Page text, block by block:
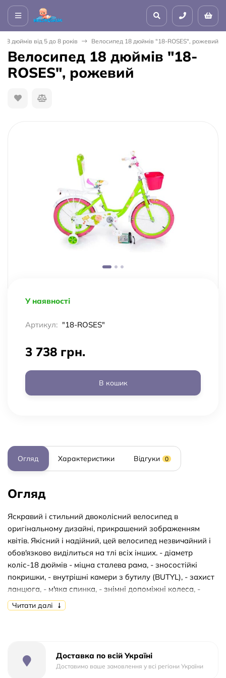
дюймів від 5 до 8 років Велосипед 18 дюймів "18-ROSES", рожевий
Велосипед 18 дюймів "18-
ROSES", рожевий
У наявності
Артикул: "18-ROSES"
3 738 грн.
В кошик
Огляд Характеристики Відгуки 0
Огляд
Яскравий і стильний двоколісний велосипед в
оригінальному дизайні, прикрашений зображенням
квітів. Якісний і надійний, цей велосипед незвичайний і
обов'язково виділиться на тлі всіх інших. - діаметр
коліс-18 дюймів - міцна сталева рама, - зносостійкі
покришки, - внутрішні камери з бутилу (BUTYL), - захист
ланцюга, - м'яка спинка, - знімні допоміжні колеса, -
металевий багажник, - місткий кошик. Эта модель
приведет в восторг маленькую принцессу от 6-ти до 8-
необычный двухколесный велосипед, чтобы порадовать
Читати далі
Доставка по всій Україні
Доставимо ваше замовлення у всі регіони України